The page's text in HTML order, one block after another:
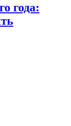
года: